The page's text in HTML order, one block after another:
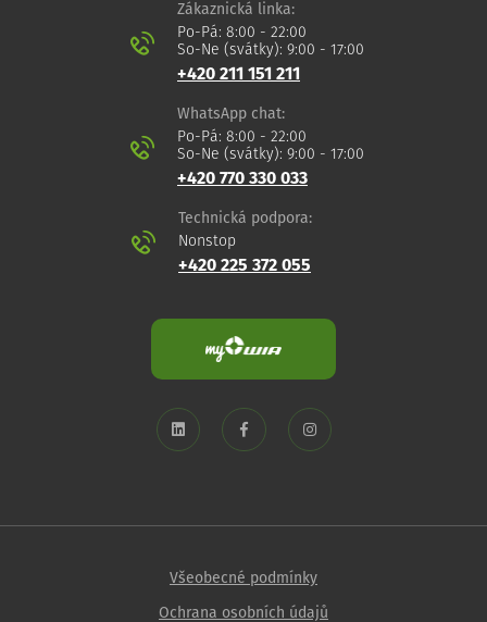
Zákaznická linka:
Po-Pá: 8:00 - 22:00
So-Ne (svátky): 9:00 - 17:00
+420 211 151 211
WhatsApp chat:
Po-Pá: 8:00 - 22:00
So-Ne (svátky): 9:00 - 17:00
+420 770 330 033
Technická podpora:
Nonstop
+420 225 372 055
Všeobecné podmínky
Ochrana osobních údajů